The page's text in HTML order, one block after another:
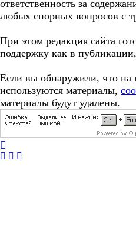
ответственность за
любых спорных вопросов с
При этом редакция сайта
поддержку как в
Если вы обнаружили, что на
используются материалы,
материалы будут удалены.